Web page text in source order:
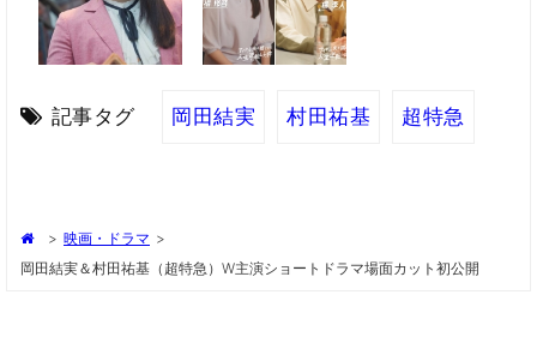
記事タグ 岡田結実 村田祐基 超特急
> 映画・ドラマ >
岡田結実＆村田祐基（超特急）W主演ショートドラマ場面カット初公開